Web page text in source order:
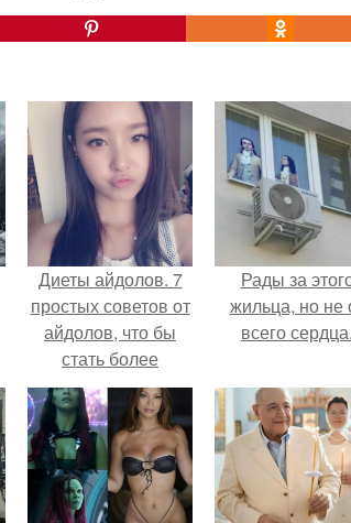
Диеты айдолов. 7
простых советов от
айдолов, что бы
стать более
привлекательными
Рады за
жильца, но не
всего